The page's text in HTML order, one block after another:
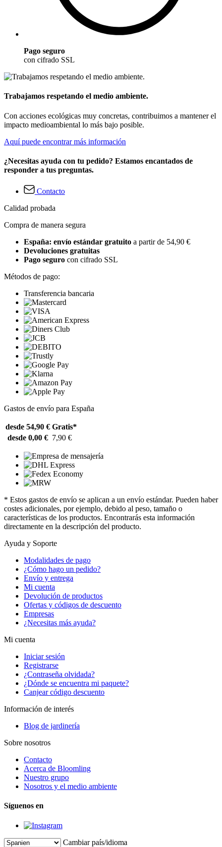
Pago seguro
con cifrado SSL
Trabajamos respetando el medio ambiente.
Con acciones ecológicas muy concretas, contribuimos a mantener el
impacto medioambiental lo más bajo posible.
Aquí puede encontrar más información
¿Necesitas ayuda con tu pedido? Estamos encantados de
responder a tus preguntas.
Contacto
Calidad probada
Compra de manera segura
España: envío estándar gratuito a partir de 54,90 €
Devoluciones gratuitas
Pago seguro con cifrado SSL
Métodos de pago:
Transferencia bancaria
Gastos de envío para España
desde 54,90 € Gratis*
desde 0,00 € 7,90 €
* Estos gastos de envío se aplican a un envío estándar. Pueden haber
costes adicionales, por ejemplo, debido al peso, tamaño o
características de los productos. Encontrarás esta información
directamente en la descripción del producto.
Ayuda y Soporte
Modalidades de pago
¿Cómo hago un pedido?
Envío y entrega
Mi cuenta
Devolución de productos
Ofertas y códigos de descuento
Empresas
¿Necesitas más ayuda?
Mi cuenta
Iniciar sesión
Registrarse
¿Contraseña olvidada?
¿Dónde se encuentra mi paquete?
Canjear código descuento
Información de interés
Blog de jardinería
Sobre nosotros
Contacto
Acerca de Bloomling
Nuestro grupo
Nosotros y el medio ambiente
Síguenos en
Cambiar país/idioma